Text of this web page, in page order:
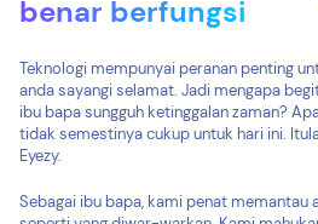
benar berfungsi
Teknologi mempunyai peranan penting
anda sayangi selamat. Jadi mengapa
ibu bapa sungguh ketinggalan zaman?
tidak semestinya cukup untuk hari ini.
Eyezy.
Sebagai ibu bapa, kami penat memantau